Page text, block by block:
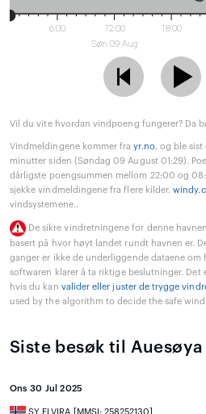
6:00
12:00
Søn 09 Aug
18:00
Vil du vite hvordan vindpoeng fungerer? Da
Vindmeldingene kommer frayr.no, og ble
minutter siden (Søndag 09 August 01:29).
dårligste poengsummen mellom 22:00 og
sjekke vindmeldingene fra flere kilder.
vindsystemene..
De sikre vindretningene for denne
basert på hvor høyt landet rundt havnen er.
ganger er ikke de underliggende dataene
softwaren klarer å ta riktige beslutninger.
hvis du kan valider eller juster de trygge
used by the algorithm to decide the safe
Siste besøk til
Ons 30 Jul 2025
SY ELVIRA [MMSI: 258252130]